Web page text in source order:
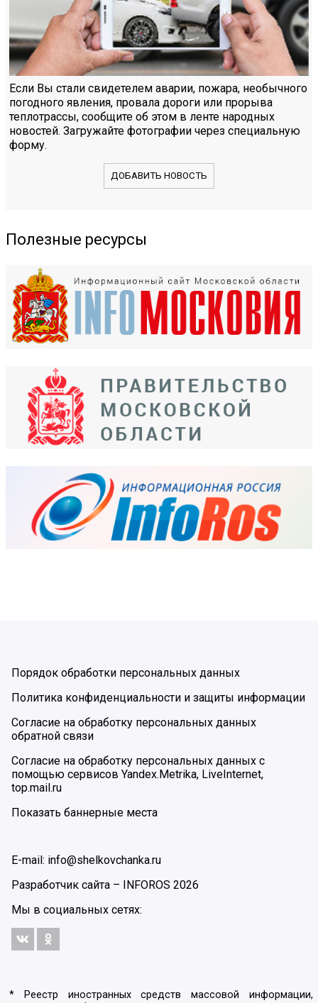
Если Вы стали свидетелем аварии, пожара, необычного
погодного явления, провала дороги или прорыва
теплотрассы, сообщите об этом в ленте народных
новостей. Загружайте фотографии через специальную
форму.
ДОБАВИТЬ НОВОСТЬ
Полезные ресурсы
Порядок обработки персональных данных
Политика конфиденциальности и защиты информации
Согласие на обработку персональных данных
обратной связи
Согласие на обработку персональных данных с
помощью сервисов Yandex.Metrika, LiveInternet,
top.mail.ru
Показать баннерные места
E-mail: info@shelkovchanka.ru
Разработчик сайта –
INFOROS 2026
Мы в социальных сетях:
* Реестр иностранных средств массовой информации,